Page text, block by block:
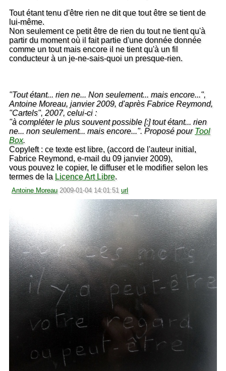
Tout étant tenu d'être rien ne dit que tout être se tient de
lui-même.
Non seulement ce petit être de rien du tout ne tient qu'à
partir du moment où il fait partie d'une donnée donnée
comme un tout mais encore il ne tient qu'à un fil
conducteur à un je-ne-sais-quoi un presque-rien.
"Tout étant... rien ne... Non seulement... mais encore...",
Antoine Moreau, janvier 2009, d'après Fabrice Reymond,
"Cartels", 2007, celui-ci :
"à compléter le plus souvent possible [:] tout étant... rien
ne... non seulement... mais encore...". Proposé pour Tool
Box.
Copyleft : ce texte est libre, (accord de l'auteur initial,
Fabrice Reymond, e-mail du 09 janvier 2009),
vous pouvez le copier, le diffuser et le modifier selon les
termes de la Licence Art Libre.
Antoine Moreau 2009-01-04 14:01:51 url